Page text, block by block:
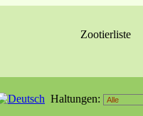
Zootierliste
Haltungen: